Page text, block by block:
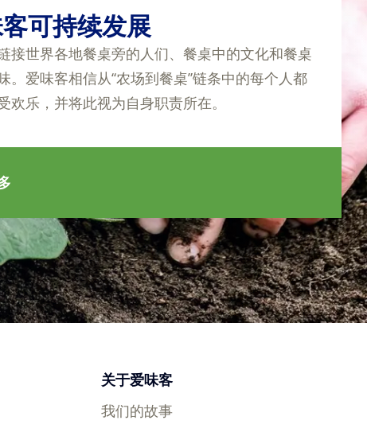
可持续发展
接世界各地餐桌旁的人们、餐桌中的文化和餐桌
。爱味客相信从“农场到餐桌”链条中的每个人都
欢乐，并将此视为自身职责所在。
关于爱味客
我们的故事